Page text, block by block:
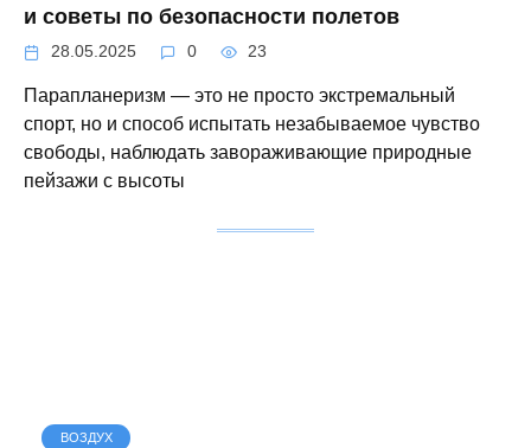
и советы по безопасности полетов
28.05.2025 0 23
Парапланеризм — это не просто экстремальный
спорт, но и способ испытать незабываемое чувство
свободы, наблюдать завораживающие природные
пейзажи с высоты
ВОЗДУХ